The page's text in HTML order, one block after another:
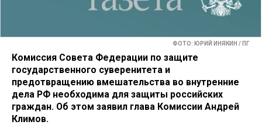
ФОТО: ЮРИЙ ИНЯКИН / ПГ
Комиссия Совета Федерации по защите
государственного суверенитета и
предотвращению вмешательства во внутренние
дела РФ необходима для защиты российских
граждан. Об этом заявил глава Комиссии Андрей
Климов.